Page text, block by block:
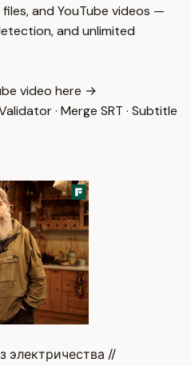
and YouTube videos —
and unlimited
video here →
· Merge SRT · Subtitle
электричества //